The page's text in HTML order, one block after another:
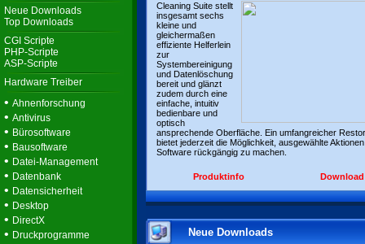
Neue Downloads
Top Downloads
CGI Scripte
PHP-Scripte
ASP-Scripte
Hardware Treiber
• Ahnenforschung
• Antivirus
• Bürosoftware
• Bausoftware
• Datei-Management
• Datenbank
• Datensicherheit
• Desktop
• DirectX
• Druckprogramme
Cleaning Suite stellt
insgesamt sechs
kleine und
gleichermaßen
effiziente Helferlein
zur
Systembereinigung
und Datenlöschung
bereit und glänzt
zudem durch eine
einfache, intuitiv
bedienbare und
optisch
ansprechende Oberfläche. Ein umfangreicher
bietet jederzeit die Möglichkeit, ausgewählte
Software rückgängig zu machen.
Produktinfo Download
Neue Downloads